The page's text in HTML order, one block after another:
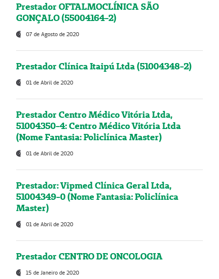
Prestador OFTALMOCLÍNICA SÃO
GONÇALO (55004164-2)
07 de Agosto de 2020
Prestador Clínica Itaipú Ltda (51004348-2)
01 de Abril de 2020
Prestador Centro Médico Vitória Ltda,
51004350-4: Centro Médico Vitória Ltda
(Nome Fantasia: Policlínica Master)
01 de Abril de 2020
Prestador: Vipmed Clínica Geral Ltda,
51004349-0 (Nome Fantasia: Policlínica
Master)
01 de Abril de 2020
Prestador CENTRO DE ONCOLOGIA
15 de Janeiro de 2020